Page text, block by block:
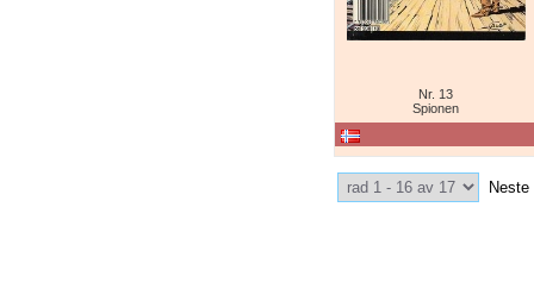
Nr. 13
Spionen
Select Pagination
Neste